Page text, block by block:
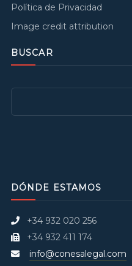
Política de Privacidad
Image credit attribution
BUSCAR
DÓNDE ESTAMOS
+34 932 020 256
+34 932 411 174
info@conesalegal.com